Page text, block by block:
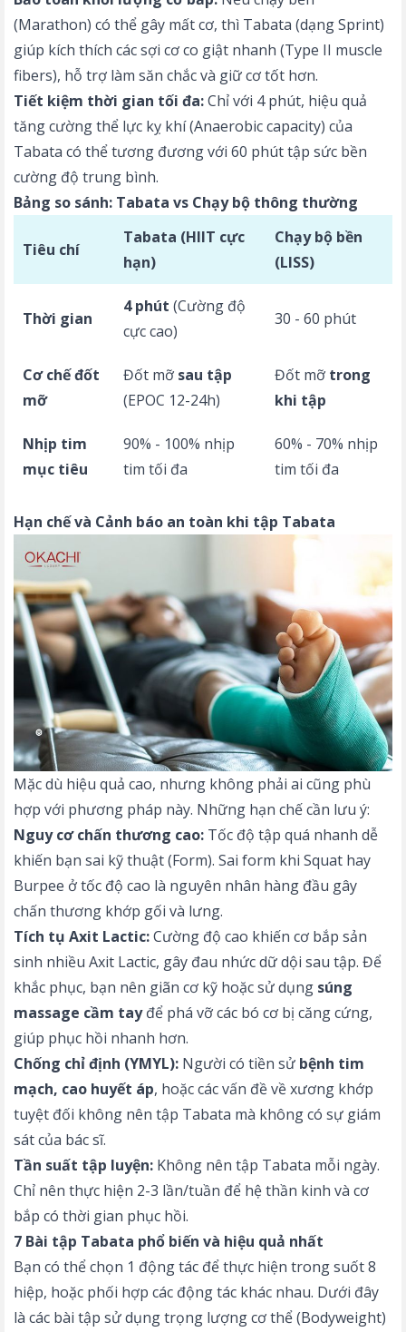
(Marathon) có thể gây mất cơ, thì Tabata (dạng Sprint)
giúp kích thích các sợi cơ co giật nhanh (Type II muscle
fibers), hỗ trợ làm săn chắc và giữ cơ tốt hơn.
Tiết kiệm thời gian tối đa:Chỉ với 4 phút, hiệu quả
tăng cường thể lực kỵ khí (Anaerobic capacity) của
Tabata có thể tương đương với 60 phút tập sức bền
cường độ trung bình.
Bảng so sánh: Tabata vs Chạy bộ thông thường
Tiêu chí
Tabata (HIIT cực
hạn)
Chạy bộ bền
(LISS)
Thời gian
4 phút (Cường độ
cực cao)
30 - 60 phút
Cơ chế đốt
mỡ
Đốt mỡ sau tập
(EPOC 12-24h)
Đốt mỡ trong
khi tập
Nhịp tim
mục tiêu
90% - 100% nhịp
tim tối đa
60% - 70% nhịp
tim tối đa
Hạn chế và Cảnh báo an toàn khi tập Tabata
Mặc dù hiệu quả cao, nhưng không phải ai cũng phù
hợp với phương pháp này. Những hạn chế cần lưu ý:
Nguy cơ chấn thương cao: Tốc độ tập quá nhanh dễ
khiến bạn sai kỹ thuật (Form). Sai form khi Squat hay
Burpee ở tốc độ cao là nguyên nhân hàng đầu gây
chấn thương khớp gối và lưng.
Tích tụ Axit Lactic:Cường độ cao khiến cơ bắp sản
sinh nhiều Axit Lactic, gây đau nhức dữ dội sau tập. Để
khắc phục, bạn nên giãn cơ kỹ hoặc sử dụng súng
massage cầm tayđể phá vỡ các bó cơ bị căng cứng,
giúp phục hồi nhanh hơn.
Chống chỉ định (YMYL): Người có tiền sử bệnh tim
mạch, cao huyết áp, hoặc các vấn đề về xương khớp
tuyệt đối không nên tập Tabata mà không có sự giám
sát của bác sĩ.
Tần suất tập luyện: Không nên tập Tabata mỗi ngày.
Chỉ nên thực hiện 2-3 lần/tuần để hệ thần kinh và cơ
bắp có thời gian phục hồi.
7 Bài tập Tabata phổ biến và hiệu quả nhất
Bạn có thể chọn 1 động tác để thực hiện trong suốt 8
hiệp, hoặc phối hợp các động tác khác nhau. Dưới đây
là các bài tập sử dụng trọng lượng cơ thể (Bodyweight)